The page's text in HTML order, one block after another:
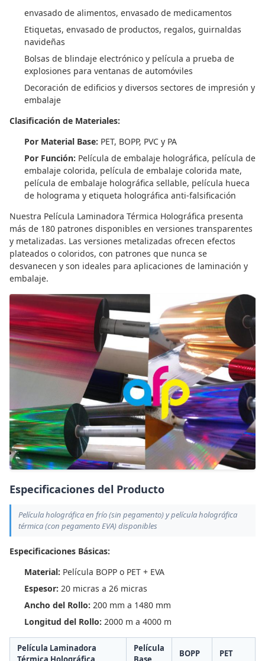
envasado de alimentos, envasado de medicamentos
Etiquetas, envasado de productos, regalos, guirnaldas
navideñas
Bolsas de blindaje electrónico y película a prueba de
explosiones para ventanas de automóviles
Decoración de edificios y diversos sectores de impresión y
embalaje
Clasificación de Materiales:
Por Material Base: PET, BOPP, PVC y PA
Por Función: Película de embalaje holográfica, película de
embalaje colorida, película de embalaje colorida mate,
película de embalaje holográfica sellable, película hueca
de holograma y etiqueta holográfica anti-falsificación
Nuestra Película Laminadora Térmica Holográfica presenta
más de 180 patrones disponibles en versiones transparentes
y metalizadas. Las versiones metalizadas ofrecen efectos
plateados o coloridos, con patrones que nunca se
desvanecen y son ideales para aplicaciones de laminación y
embalaje.
Especificaciones del Producto
Película holográfica en frío (sin pegamento) y película holográfica
térmica (con pegamento EVA) disponibles
Especificaciones Básicas:
Material: Película BOPP o PET + EVA
Espesor: 20 micras a 26 micras
Ancho del Rollo: 200 mm a 1480 mm
Longitud del Rollo: 2000 m a 4000 m
Película Laminadora
Película
BOPP PET